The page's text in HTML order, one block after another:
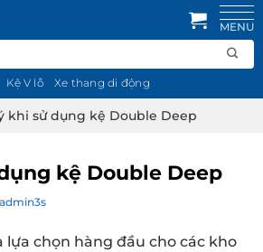
Kệ V lỗ Xe thang di động
khi sử dụng kệ Double Deep
kệ Double Deep
admin3s
lựa chọn hàng đầu cho các kho